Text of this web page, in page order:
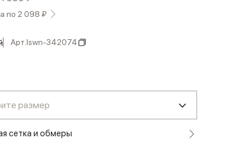
по 2 098 ₽
Арт.lswn-342074
размер
сетка и обмеры